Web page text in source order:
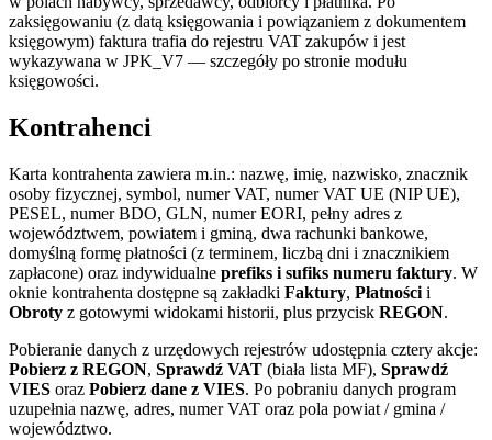
zaksięgowaniu (z datą księgowania i powiązaniem z dokumentem
księgowym) faktura trafia do rejestru VAT zakupów i jest
wykazywana w JPK_V7 — szczegóły po stronie modułu
księgowości.
Kontrahenci
Karta kontrahenta zawiera m.in.: nazwę, imię, nazwisko, znacznik
osoby fizycznej, symbol, numer VAT, numer VAT UE (NIP UE),
PESEL, numer BDO, GLN, numer EORI, pełny adres z
województwem, powiatem i gminą, dwa rachunki bankowe,
domyślną formę płatności (z terminem, liczbą dni i znacznikiem
zapłacone) oraz indywidualne prefiks i sufiks numeru faktury. W
oknie kontrahenta dostępne są zakładki Faktury, Płatności i
Obroty z gotowymi widokami historii, plus przycisk REGON.
Pobieranie danych z urzędowych rejestrów udostępnia cztery akcje:
Pobierz z REGON, Sprawdź VAT (biała lista MF), Sprawdź
VIES oraz Pobierz dane z VIES. Po pobraniu danych program
uzupełnia nazwę, adres, numer VAT oraz pola powiat / gmina /
województwo.